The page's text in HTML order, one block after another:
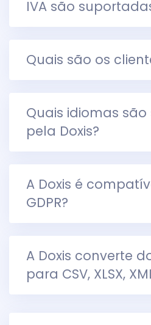
IVA são
Quais são os
Quais idiomas
pela Doxis?
A Doxis é
GDPR?
A Doxis converte
para CSV, XLSX,